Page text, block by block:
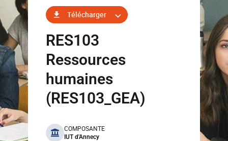
Télécharger
RES103
Ressources
humaines
(RES103_GEA)
benefits
COMPOSANTE
IUT d'Annecy